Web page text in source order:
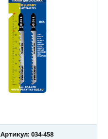
Артикул: 034-458